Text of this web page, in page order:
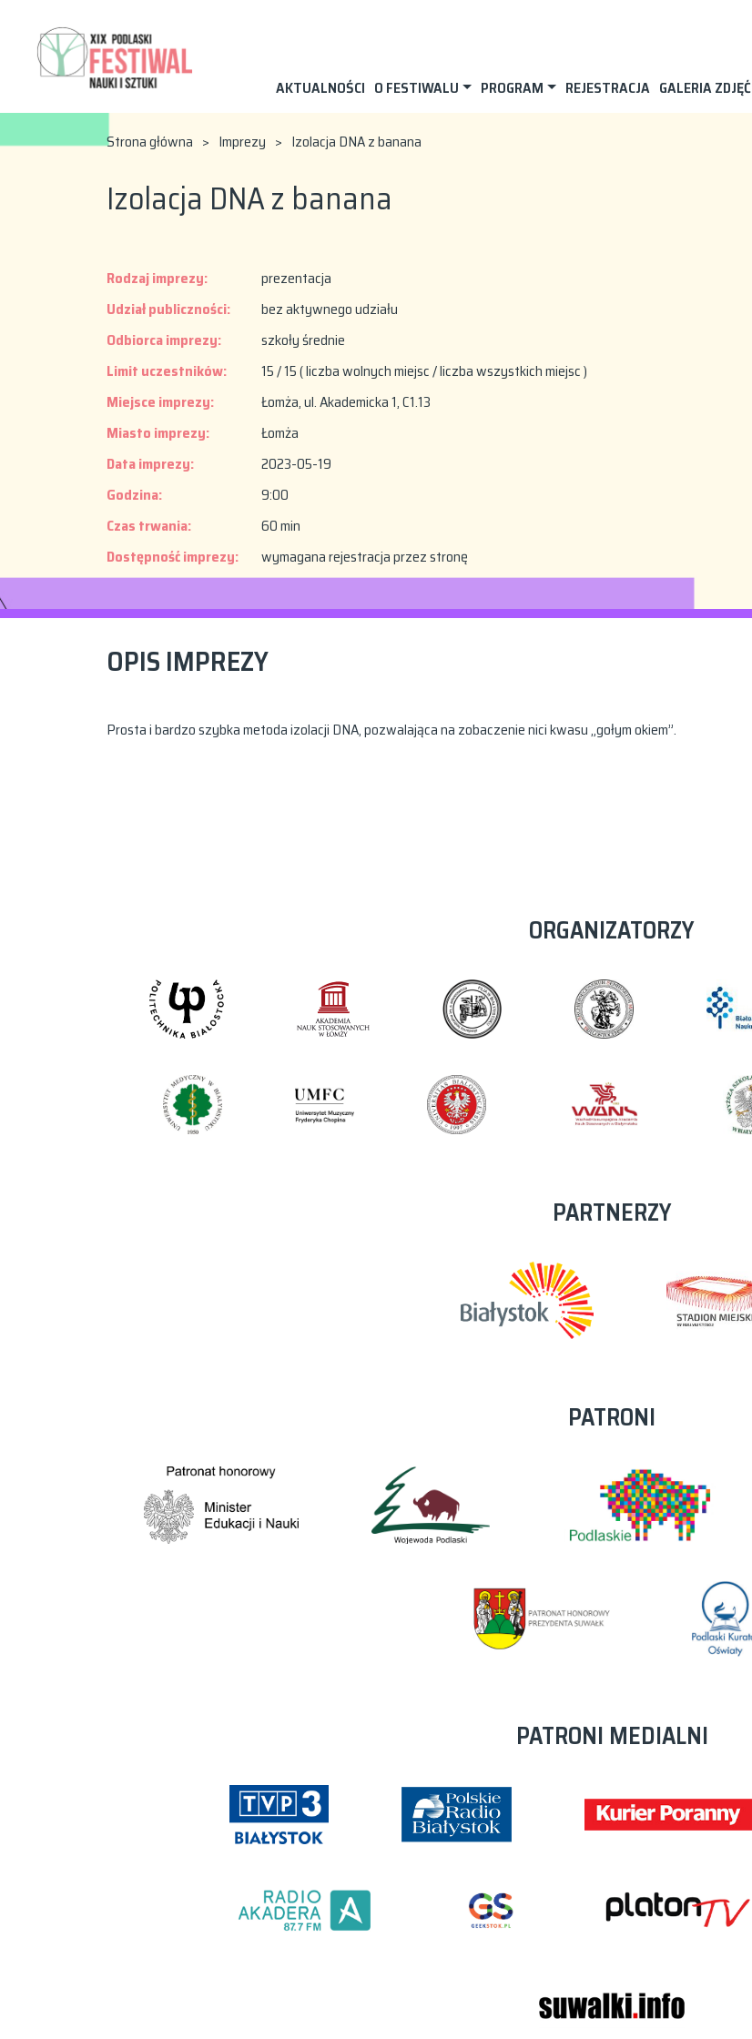
AKTUALNOŚCI O FESTIWALU PROGRAM REJESTRACJA GALERIA ZDJĘĆ
Strona główna > Imprezy > Izolacja DNA z banana
Izolacja DNA z banana
Rodzaj imprezy:
prezentacja
Udział publiczności:
bez aktywnego udziału
Odbiorca imprezy:
szkoły średnie
Limit uczestników:
15 / 15 ( liczba wolnych miejsc / liczba wszystkich miejsc )
Miejsce imprezy:
Łomża, ul. Akademicka 1, C1.13
Miasto imprezy:
Łomża
Data imprezy:
2023-05-19
Godzina:
9:00
Czas trwania:
60 min
Dostępność imprezy:
wymagana rejestracja przez stronę
OPIS IMPREZY
Prosta i bardzo szybka metoda izolacji DNA, pozwalająca na zobaczenie nici kwasu „gołym okiem”.
ORGANIZATORZY
PARTNERZY
PATRONI
PATRONI MEDIALNI